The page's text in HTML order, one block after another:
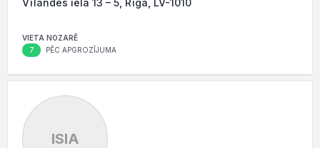
Vīlandes iela 13 – 5, Rīga, LV-1010
VIETA NOZARĒ
7 PĒC APGROZĪJUMA
ISIA